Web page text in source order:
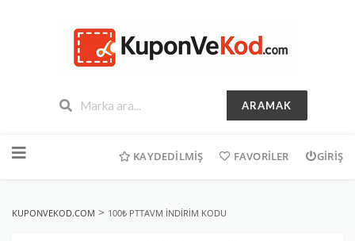
ARAMAK
geç
KAYDEDILMIŞ FAVORILER GIRIŞ
KUPONVEKOD.COM > 100₺ PTTAVM INDIRIM KODU